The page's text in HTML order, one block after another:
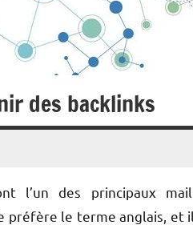
des backlinks
l’un des principaux
le terme anglais, et